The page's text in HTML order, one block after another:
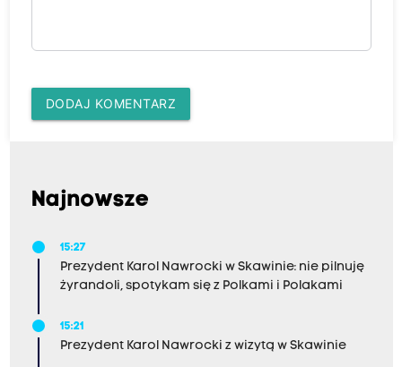
DODAJ KOMENTARZ
Najnowsze
15:27
Prezydent Karol Nawrocki w Skawinie: nie pilnuję
żyrandoli, spotykam się z Polkami i Polakami
15:21
Prezydent Karol Nawrocki z wizytą w Skawinie